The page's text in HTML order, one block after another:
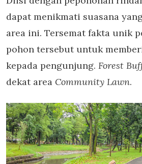
dapat menikmati suasana
area ini. Tersemat fakta unik
pohon tersebut untuk
kepada pengunjung. Forest
dekat area Community Lawn.